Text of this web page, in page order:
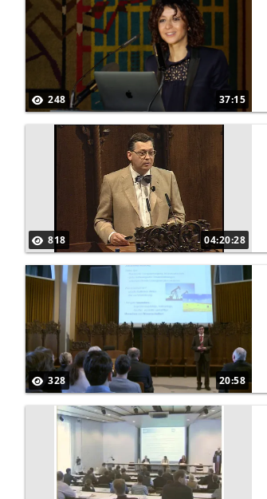
248 37:15
818 04:20:28
328 20:58